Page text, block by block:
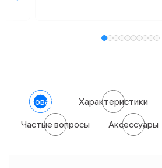
О товаре Характеристики
Частые вопросы Аксессуары